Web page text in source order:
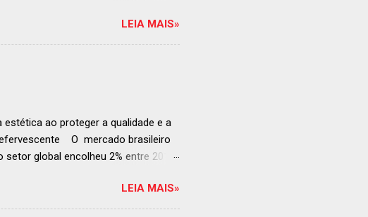
vibrante e diversificado da
da organização em reconhecer
para a grande revelação da
LEIA MAIS»
ao proteger a qualidade e a
O mercado brasileiro
global encolheu 2% entre 2019
de taças cheias e expansão
de vidro, se posiciona como
LEIA MAIS»